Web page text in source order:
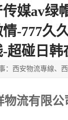
媒av绿
-777久
超碰日韩
物流有限公